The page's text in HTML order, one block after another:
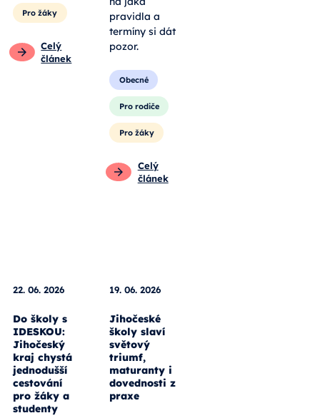
Pro žáky
Celý
článek
pravidla a
termíny si dát
pozor.
Obecné
Pro rodiče
Pro žáky
Celý
článek
22. 06. 2026
Do školy s
IDESKOU:
Jihočeský
kraj chystá
jednodušší
cestování
pro žáky a
studenty
19. 06. 2026
Jihočeské
školy slaví
světový
triumf,
maturanty i
dovednosti z
praxe